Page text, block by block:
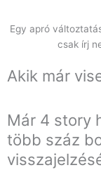
Egy apró
csak írj
Akik már
Már 4 story
több száz